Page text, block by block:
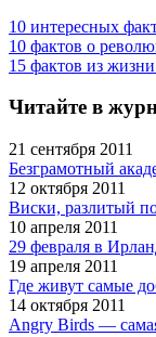
10 интересных
10 фактов о
15 фактов из
Читайте в
21 сентября 2011
Безграмотный
12 октября 2011
Виски, разлитый по
10 апреля 2011
29 февраля в
19 апреля 2011
Где живут самые
14 октября 2011
Angry Birds —